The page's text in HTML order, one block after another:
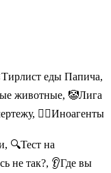
еды Папича,
животные, 🤡Лига
🕵️‍♂️Иноагенты
🔍Тест на
не так?, 👂Где вы